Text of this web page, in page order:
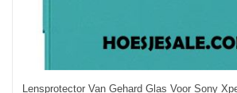
Lensprotector Van Gehard Glas Voor Sony